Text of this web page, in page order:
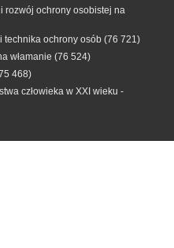
rozwój ochrony osobistej na
technika ochrony osób (76 721)
włamanie (76 524)
468)
człowieka w XXI wieku -